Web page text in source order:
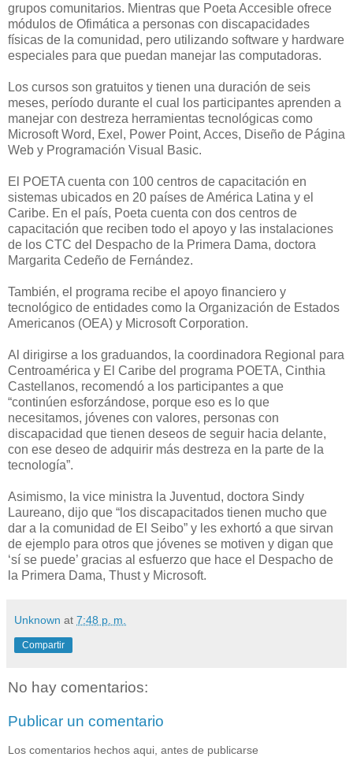
grupos comunitarios. Mientras que Poeta Accesible ofrece
módulos de Ofimática a personas con discapacidades
físicas de la comunidad, pero utilizando software y hardware
especiales para que puedan manejar las computadoras.
Los cursos son gratuitos y tienen una duración de seis
meses, período durante el cual los participantes aprenden a
manejar con destreza herramientas tecnológicas como
Microsoft Word, Exel, Power Point, Acces, Diseño de Página
Web y Programación Visual Basic.
El POETA cuenta con 100 centros de capacitación en
sistemas ubicados en 20 países de América Latina y el
Caribe. En el país, Poeta cuenta con dos centros de
capacitación que reciben todo el apoyo y las instalaciones
de los CTC del Despacho de la Primera Dama, doctora
Margarita Cedeño de Fernández.
También, el programa recibe el apoyo financiero y
tecnológico de entidades como la Organización de Estados
Americanos (OEA) y Microsoft Corporation.
Al dirigirse a los graduandos, la coordinadora Regional para
Centroamérica y El Caribe del programa POETA, Cinthia
Castellanos, recomendó a los participantes a que
“continúen esforzándose, porque eso es lo que
necesitamos, jóvenes con valores, personas con
discapacidad que tienen deseos de seguir hacia delante,
con ese deseo de adquirir más destreza en la parte de la
tecnología”.
Asimismo, la vice ministra la Juventud, doctora Sindy
Laureano, dijo que “los discapacitados tienen mucho que
dar a la comunidad de El Seibo” y les exhortó a que sirvan
de ejemplo para otros que jóvenes se motiven y digan que
‘sí se puede’ gracias al esfuerzo que hace el Despacho de
la Primera Dama, Thust y Microsoft.
Unknown at 7:48 p. m.
Compartir
No hay comentarios:
Publicar un comentario
Los comentarios hechos aqui, antes de publicarse